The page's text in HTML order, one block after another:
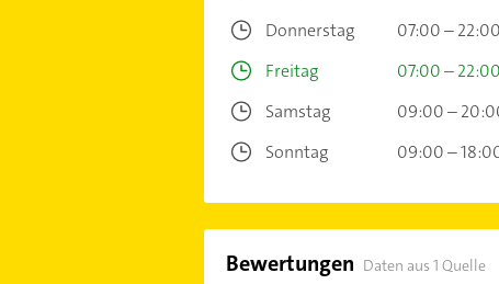
Donnerstag
07:00 – 22:00
Freitag
07:00 – 22:00
Samstag
09:00 –
Sonntag
09:00 –
Bewertungen Daten aus 1 Quelle